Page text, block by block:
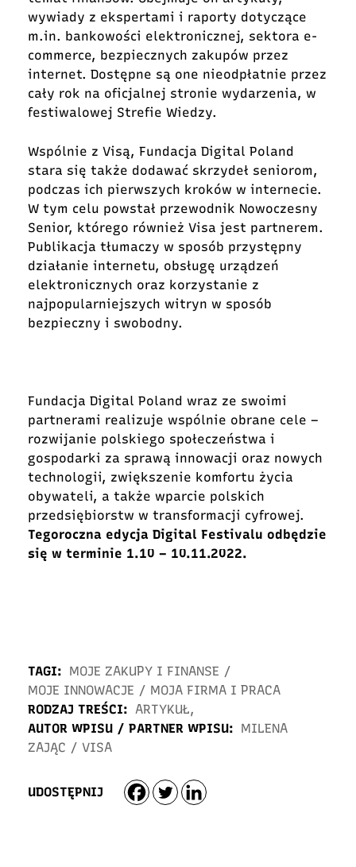
wywiady z ekspertami i raporty dotyczące
m.in. bankowości elektronicznej, sektora e-
commerce, bezpiecznych zakupów przez
internet. Dostępne są one nieodpłatnie przez
cały rok na oficjalnej stronie wydarzenia, w
festiwalowej Strefie Wiedzy.
Wspólnie z Visą, Fundacja Digital Poland
stara się także dodawać skrzydeł seniorom,
podczas ich pierwszych kroków w internecie.
W tym celu powstał przewodnik Nowoczesny
Senior, którego również Visa jest partnerem.
Publikacja tłumaczy w sposób przystępny
działanie internetu, obsługę urządzeń
elektronicznych oraz korzystanie z
najpopularniejszych witryn w sposób
bezpieczny i swobodny.
Fundacja Digital Poland wraz ze swoimi
partnerami realizuje wspólnie obrane cele –
rozwijanie polskiego społeczeństwa i
gospodarki za sprawą innowacji oraz nowych
technologii, zwiększenie komfortu życia
obywateli, a także wparcie polskich
przedsiębiorstw w transformacji cyfrowej.
Tegoroczna edycja Digital Festivalu odbędzie
się w terminie 1.10 – 10.11.2022.
TAGI: MOJE ZAKUPY I FINANSE /
MOJE INNOWACJE / MOJA FIRMA I PRACA
RODZAJ TREŚCI: ARTYKUŁ,
AUTOR WPISU / PARTNER WPISU: MILENA
ZAJĄC / VISA
UDOSTĘPNIJ